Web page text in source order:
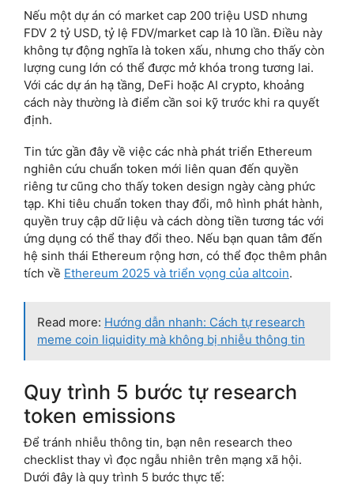
Nếu một dự án có market cap 200 triệu USD nhưng
FDV 2 tỷ USD, tỷ lệ FDV/market cap là 10 lần. Điều này
không tự động nghĩa là token xấu, nhưng cho thấy còn
lượng cung lớn có thể được mở khóa trong tương lai.
Với các dự án hạ tầng, DeFi hoặc AI crypto, khoảng
cách này thường là điểm cần soi kỹ trước khi ra quyết
định.
Tin tức gần đây về việc các nhà phát triển Ethereum
nghiên cứu chuẩn token mới liên quan đến quyền
riêng tư cũng cho thấy token design ngày càng phức
tạp. Khi tiêu chuẩn token thay đổi, mô hình phát hành,
quyền truy cập dữ liệu và cách dòng tiền tương tác với
ứng dụng có thể thay đổi theo. Nếu bạn quan tâm đến
hệ sinh thái Ethereum rộng hơn, có thể đọc thêm phân
tích về Ethereum 2025 và triển vọng của altcoin.
Read more: Hướng dẫn nhanh: Cách tự research
meme coin liquidity mà không bị nhiễu thông tin
Quy trình 5 bước tự research
token emissions
Để tránh nhiễu thông tin, bạn nên research theo
checklist thay vì đọc ngẫu nhiên trên mạng xã hội.
Dưới đây là quy trình 5 bước thực tế: